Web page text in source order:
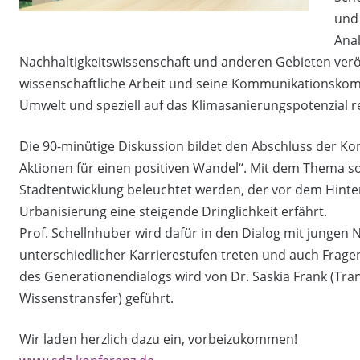
Nachhaltigkeitswissenschaft und anderen Gebieten
wissenschaftliche Arbeit und seine
Umwelt und speziell auf das Klimasanierungspotenzial
Die 90-minütige Diskussion bildet den Abschluss der
Aktionen für einen positiven Wandel“. Mit dem Thema
Stadtentwicklung beleuchtet werden, der vor dem
Urbanisierung eine steigende Dringlichkeit erfährt.
Prof. Schellnhuber wird dafür in den Dialog mit jungen
unterschiedlicher Karrierestufen treten und auch
des Generationendialogs wird von Dr. Saskia Frank
Wissenstransfer) geführt.
Wir laden herzlich dazu ein, vorbeizukommen!